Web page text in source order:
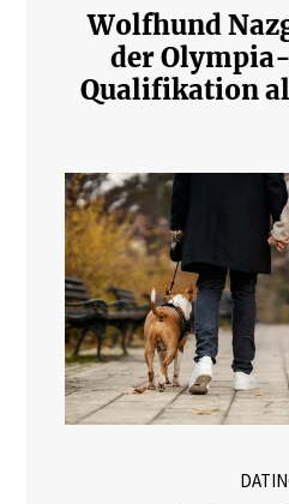
Wolfhund
der
Qualifikation